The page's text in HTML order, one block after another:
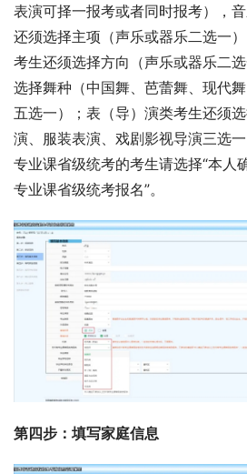
表演可择一报考或者同时报考），
还须选择主项（声乐或器乐二选一
考生还须选择方向（声乐或器乐二
选择舞种（中国舞、芭蕾舞、现代
五选一）；表（导）演类考生还须
演、服装表演、戏剧影视导演三选
专业课省级统考的考生请选择“本人
专业课省级统考报名”。
第四步：填写家庭信息